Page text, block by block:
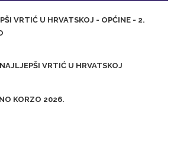
VRTIĆ U HRVATSKOJ - OPĆINE - 2.
VRTIĆ U HRVATSKOJ
KORZO 2026.